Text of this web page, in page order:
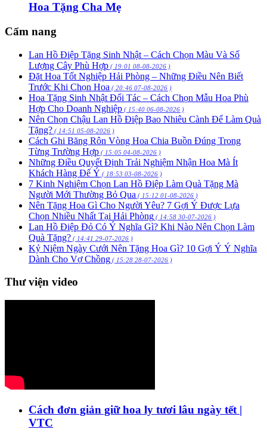
Hoa Tặng Cha Mẹ
Cẩm nang
Lan Hồ Điệp Tặng Sinh Nhật – Cách Chọn Màu Và Số
Lượng Cây Phù Hợp ( 19:01 08-08-2026 )
Đặt Hoa Tốt Nghiệp Hải Phòng – Những Điều Nên Biết
Trước Khi Chọn Hoa ( 20:46 07-08-2026 )
Hoa Tặng Sinh Nhật Đối Tác – Cách Chọn Mẫu Hoa Phù
Hợp Cho Doanh Nghiệp ( 15:40 06-08-2026 )
Nên Chọn Chậu Lan Hồ Điệp Bao Nhiêu Cành Để Làm Quà
Tặng? ( 14:51 05-08-2026 )
Cách Ghi Băng Rôn Vòng Hoa Chia Buồn Đúng Trong
Từng Trường Hợp ( 15:05 04-08-2026 )
Những Điều Quyết Định Trải Nghiệm Nhận Hoa Mà Ít
Khách Hàng Để Ý ( 18:53 03-08-2026 )
7 Kinh Nghiệm Chọn Lan Hồ Điệp Làm Quà Tặng Mà
Người Mới Thường Bỏ Qua ( 15:12 01-08-2026 )
Nên Tặng Hoa Gì Cho Người Yêu? 7 Gợi Ý Được Lựa
Chọn Nhiều Nhất Tại Hải Phòng ( 14:58 30-07-2026 )
Lan Hồ Điệp Đỏ Có Ý Nghĩa Gì? Khi Nào Nên Chọn Làm
Quà Tặng? ( 14:41 29-07-2026 )
Kỷ Niệm Ngày Cưới Nên Tặng Hoa Gì? 10 Gợi Ý Ý Nghĩa
Dành Cho Vợ Chồng ( 15:28 28-07-2026 )
Thư viện video
Cách đơn giản giữ hoa ly tươi lâu ngày tết |
VTC